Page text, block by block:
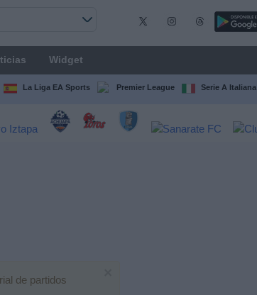
Widget
La Liga EA Sports Premier League Serie A Italiana
de partidos